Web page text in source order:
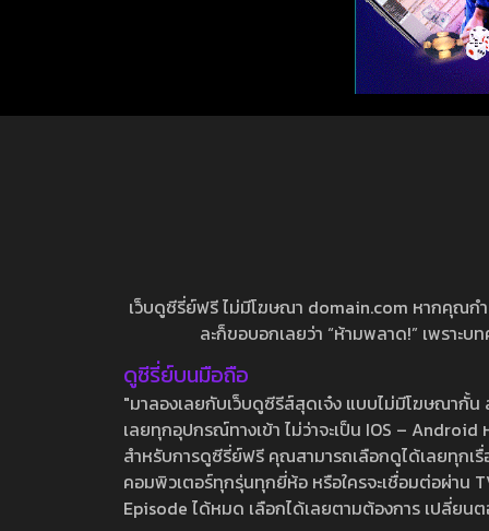
เว็บดูซีรี่ย์ฟรี ไม่มีโฆษณา domain.com หากคุณก
ละก็ขอบอกเลยว่า “ห้ามพลาด!” เพราะ
ดูซีรี่ย์บนมือถือ
"มาลองเลยกับเว็บดูซีรีส์สุดเจ๋ง แบบไม่มีโฆษณากั้
เลยทุกอุปกรณ์ทางเข้า ไม่ว่าจะเป็น IOS –
สำหรับการดูซีรี่ย์ฟรี คุณสามารถเลือกดูได้เลยทุกเ
คอมพิวเตอร์ทุกรุ่นทุกยี่ห้อ หรือใครจะเชื่อมต่อผ่าน
Episode ได้หมด เลือกได้เลยตามต้องการ เปลี่ยน